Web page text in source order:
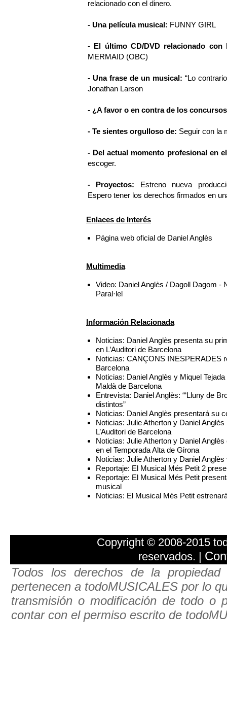
relacionado con el dinero.
- Una película musical: FUNNY GIRL
- El último CD/DVD relacionado
MERMAID (OBC)
- Una frase de un musical: “Lo
Jonathan Larson
- ¿A favor o en contra de los
- Te sientes orgulloso de: Seguir con la
- Del actual momento profesional en
escoger.
- Proyectos: Estreno nueva
Espero tener los derechos firmados en
Enlaces de Interés
Página web oficial de Daniel Anglès
Multimedia
Video: Daniel Anglès / Dagoll Dagom -
Paral·lel
Información Relacionada
Noticias: Daniel Anglès presenta su
en L’Auditori de Barcelona
Noticias: CANÇONS INESPERADES
Barcelona
Noticias: Daniel Anglès y Miquel
Maldà de Barcelona
Entrevista: Daniel Anglès: “‘Lluny de
distintos”
Noticias: Daniel Anglès presentará su
Noticias: Julie Atherton y Daniel
L’Auditori de Barcelona
Noticias: Julie Atherton y Daniel
en el Temporada Alta de Girona
Noticias: Julie Atherton y Daniel
Reportaje: El Musical Més Petit 2
Reportaje: El Musical Més Petit
musical
Noticias: El Musical Més Petit
Copyright © 2008-2015
reservados. |
Todos los derechos de la
pertenecen a todoMUSICALES por lo
transmisión o modificación de todo o
contar con el permiso escrito de